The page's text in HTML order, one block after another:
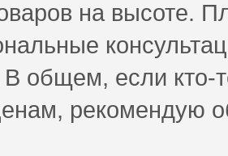
на высоте.
В общем, если кто-
рекомендую